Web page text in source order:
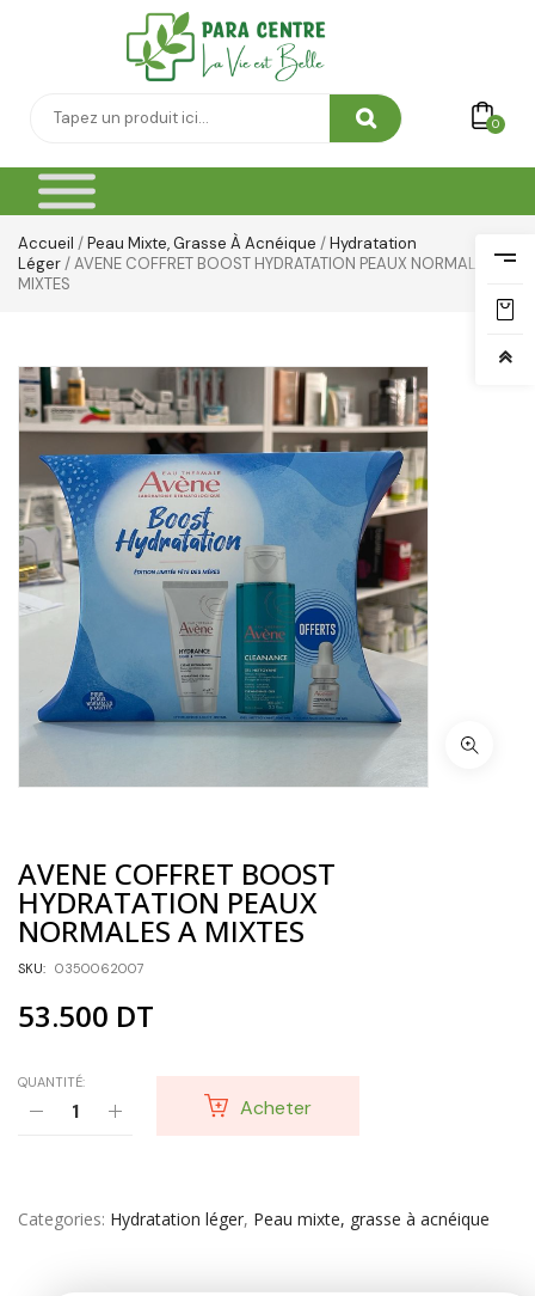
0
Accueil /Peau Mixte, Grasse À Acnéique /Hydratation
Léger/ AVENE COFFRET BOOST HYDRATATION PEAUX NORMALES A
MIXTES
AVENE COFFRET BOOST
HYDRATATION PEAUX
NORMALES A MIXTES
SKU: 0350062007
53.500 DT
QUANTITÉ:
Acheter
Categories Hydratation léger, Peau mixte, grasse à acnéique